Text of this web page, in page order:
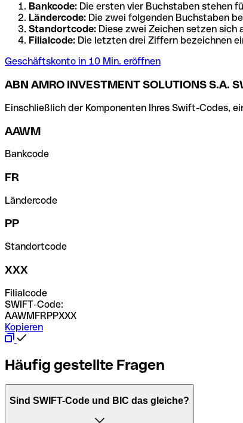
Bankcode: Die ersten vier Buchstaben stehen
Ländercode: Die zwei folgenden Buchstaben
Standortcode: Diese zwei Zeichen setzen
Filialcode: Die letzten drei Ziffern bezeichnen
Geschäftskonto in 10 Min. eröffnen
ABN AMRO INVESTMENT SOLUTIONS S.A.
Einschließlich der Komponenten Ihres Swift-Codes,
AAWM
Bankcode
FR
Ländercode
PP
Standortcode
XXX
Filialcode
SWIFT-Code:
AAWMFRPPXXX
Kopieren
Häufig gestellte Fragen
Sind SWIFT-Code und BIC das gleiche?